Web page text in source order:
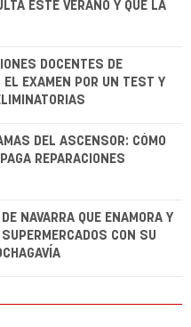
ESTE VERANO Y QUE LA
DOCENTES DE
EL EXAMEN POR UN TEST Y
DEL ASCENSOR: CÓMO
REPARACIONES
NAVARRA QUE ENAMORA Y
CON SU